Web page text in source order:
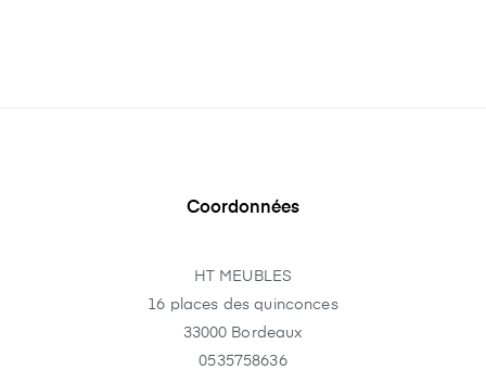
Coordonnées
HT MEUBLES
16 places des quinconces
33000 Bordeaux
0535758636